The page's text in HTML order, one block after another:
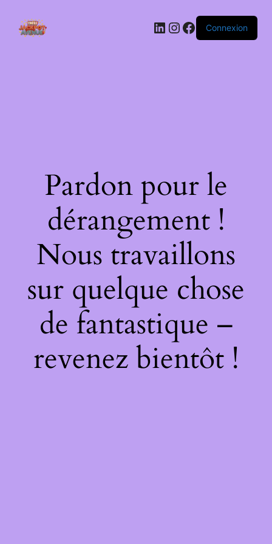
LinkedIn
Instagram
Facebook
Connexion
Pardon pour le
dérangement !
Nous travaillons
sur quelque chose
de fantastique –
revenez bientôt !